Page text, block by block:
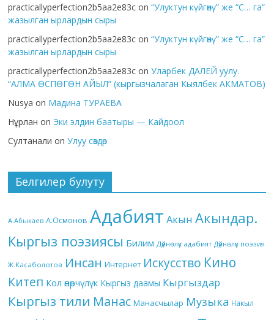
practicallyperfection2b5aa2e83c on“Улуктун күйгөнү” же “С… га”
жазылган ырлардын сыры
practicallyperfection2b5aa2e83c on“Улуктун күйгөнү” же “С… га”
жазылган ырлардын сыры
practicallyperfection2b5aa2e83c onУларбек ДАЛЕЙ уулу.
“АЛМА ӨСПӨГӨН АЙЫЛ” (кыргызчалаган Кыялбек АКМАТОВ)
Nusya on Мадина ТУРАЕВА
Нұрлан on Эки элдин баатыры — Кайдоол
Султанали onУлуу сөздөр
Белгилер булуту
А.Абыкаев А.Осмонов Адабият Акын Акындар.
Кыргыз поэзиясы Билим Дүйнөлүк адабият Дүйнөлүк поэзия
Ж.Касаболотов Инсан Интернет Искусство Кино
Китеп Кол өнөрчүлүк Кыргыз даамы Кыргыздар
Кыргыз тили Манас Манасчылар Музыка Накыл